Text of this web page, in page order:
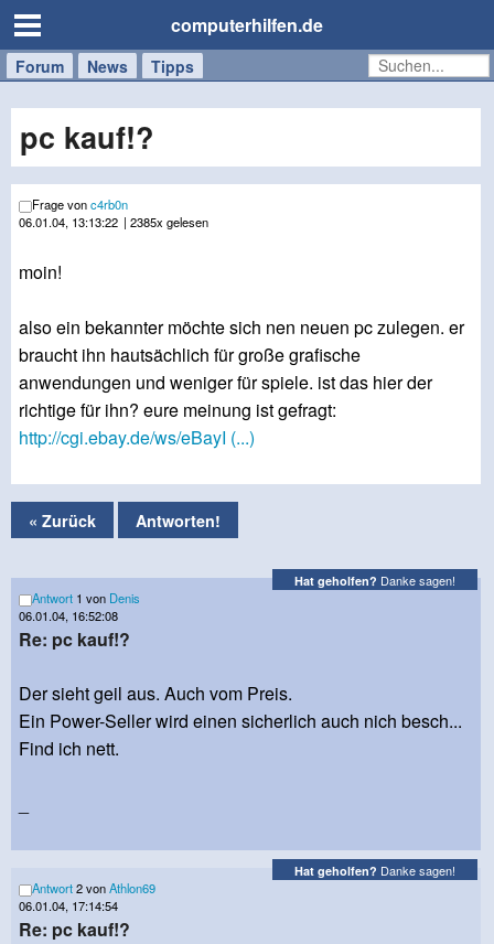
computerhilfen.de
Forum News Tipps
Handy
Tablet
Windows
Mac
pc kauf!?
Frage vonc4rb0n
06.01.04, 13:13:22 | 2385x gelesen
moin!
also ein bekannter möchte sich nen neuen pc zulegen. er
braucht ihn hautsächlich für große grafische
anwendungen und weniger für spiele. ist das hier der
richtige für ihn? eure meinung ist gefragt:
http://cgi.ebay.de/ws/eBayI (...)
« Zurück Antworten!
Hat geholfen? Danke sagen!
Antwort 1 von Denis
06.01.04, 16:52:08
Re: pc kauf!?
Der sieht geil aus. Auch vom Preis.
Ein Power-Seller wird einen sicherlich auch nich besch...
Find ich nett.
Hat geholfen? Danke sagen!
Antwort2 vonAthlon69
06.01.04, 17:14:54
Re: pc kauf!?